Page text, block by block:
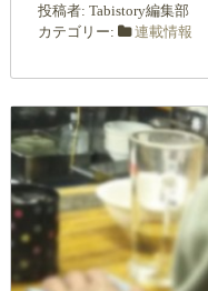
投稿者: Tabistory編集部
カテゴリー:
連載情報